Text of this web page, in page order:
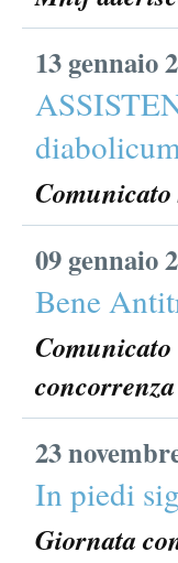
13 gennaio
Comunicato
09 gennaio
Bene
concorrenza
23
In piedi
Giornata